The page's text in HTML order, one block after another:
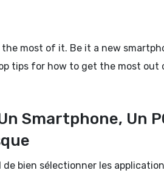
most of it. Be it a new
tips for how to get the most out
Smartphone, Un
bien sélectionner les